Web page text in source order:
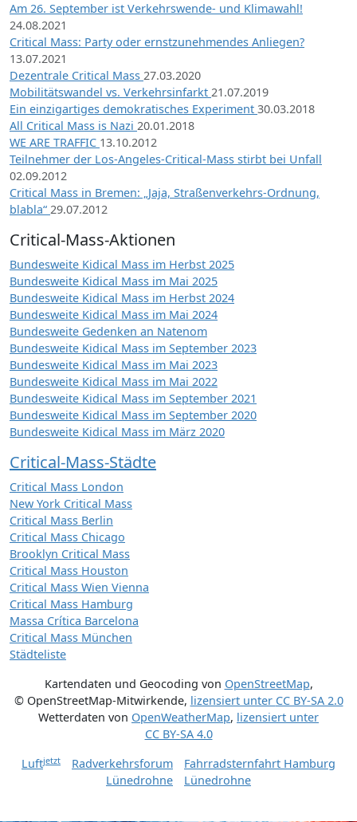
Am 26. September ist Verkehrswende- und Klimawahl!
24.08.2021
Critical Mass: Party oder ernstzunehmendes Anliegen?
13.07.2021
Dezentrale Critical Mass 27.03.2020
Mobilitätswandel vs. Verkehrsinfarkt 21.07.2019
Ein einzigartiges demokratisches Experiment 30.03.2018
All Critical Mass is Nazi 20.01.2018
WE ARE TRAFFIC 13.10.2012
Teilnehmer der Los-Angeles-Critical-Mass stirbt bei Unfall
02.09.2012
Critical Mass in Bremen: „Jaja, Straßenverkehrs-Ordnung,
blabla“ 29.07.2012
Critical-Mass-Aktionen
Bundesweite Kidical Mass im Herbst 2025
Bundesweite Kidical Mass im Mai 2025
Bundesweite Kidical Mass im Herbst 2024
Bundesweite Kidical Mass im Mai 2024
Bundesweite Gedenken an Natenom
Bundesweite Kidical Mass im September 2023
Bundesweite Kidical Mass im Mai 2023
Bundesweite Kidical Mass im Mai 2022
Bundesweite Kidical Mass im September 2021
Bundesweite Kidical Mass im September 2020
Bundesweite Kidical Mass im März 2020
Critical-Mass-Städte
Critical Mass London
New York Critical Mass
Critical Mass Berlin
Critical Mass Chicago
Brooklyn Critical Mass
Critical Mass Houston
Critical Mass Wien Vienna
Critical Mass Hamburg
Massa Crítica Barcelona
Critical Mass München
Städteliste
Kartendaten und Geocoding von OpenStreetMap,
© OpenStreetMap-Mitwirkende, lizensiert unter CC BY-SA 2.0
Wetterdaten von OpenWeatherMap, lizensiert unter
CC BY-SA 4.0
Luftjetzt Radverkehrsforum
Fahrradsternfahrt Hamburg
Lünedrohne
Lünedrohne